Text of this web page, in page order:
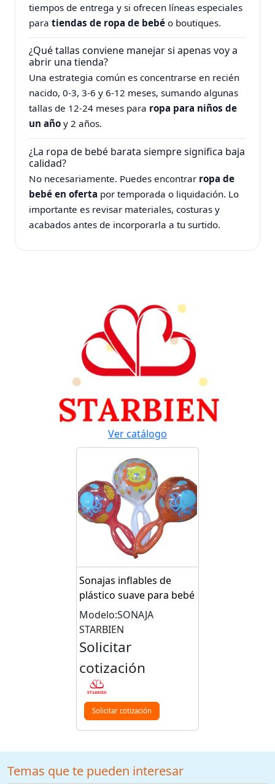
tiempos de entrega y si ofrecen líneas especiales
paratiendas de ropa de bebé o boutiques.
¿Qué tallas conviene manejar si apenas voy a
abrir una tienda?
Una estrategia común es concentrarse en recién
nacido, 0‑3, 3‑6 y 6‑12 meses, sumando algunas
tallas de 12‑24 meses para ropa para niños de
un año y 2 años.
¿La ropa de bebé barata siempre significa baja
calidad?
No necesariamente. Puedes encontrar ropa de
bebé en oferta por temporada o liquidación. Lo
importante es revisar materiales, costuras y
acabados antes de incorporarla a tu surtido.
Ver catálogo
Sonajas inflables de
plástico suave para bebé
Modelo:SONAJA
STARBIEN
Solicitar
cotización
Solicitar cotización
Temas que te pueden interesar